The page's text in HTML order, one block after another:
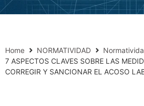
Home NORMATIVIDAD
7 ASPECTOS CLAVES SOBRE LAS
CORREGIR Y SANCIONAR EL ACOSO